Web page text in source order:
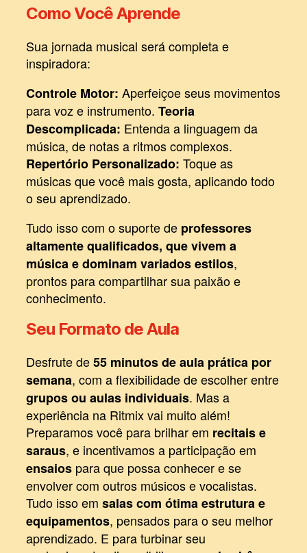
Como Você Aprende
Sua jornada musical será completa e
inspiradora:
Controle Motor: Aperfeiçoe seus movimentos
para voz e instrumento. Teoria
Descomplicada: Entenda a linguagem da
música, de notas a ritmos complexos.
Repertório Personalizado: Toque as
músicas que você mais gosta, aplicando todo
o seu aprendizado.
Tudo isso com o suporte de professores
altamente qualificados, que vivem a
música e dominam variados estilos,
prontos para compartilhar sua paixão e
conhecimento.
Seu Formato de Aula
Desfrute de55 minutos de aula prática por
semana, com a flexibilidade de escolher entre
grupos ou aulas individuais. Mas a
experiência na Ritmix vai muito além!
Preparamos você para brilhar em recitais e
saraus, e incentivamos a participação em
ensaios para que possa conhecer e se
envolver com outros músicos e vocalistas.
Tudo isso em salas com ótima estrutura e
equipamentos, pensados para o seu melhor
aprendizado. E para turbinar seu